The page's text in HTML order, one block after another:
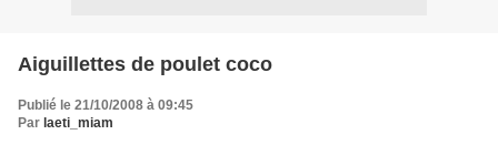
Aiguillettes de poulet coco
Publié le 21/10/2008 à 09:45
Par laeti_miam